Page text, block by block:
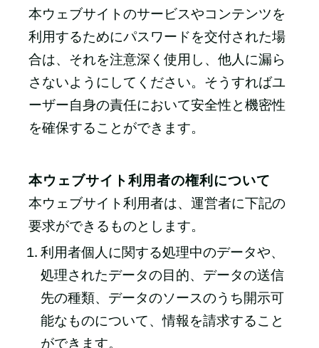
本ウェブサイトのサービスやコンテンツを
利用するためにパスワードを交付された場
合は、それを注意深く使用し、他人に漏ら
さないようにしてください。そうすればユ
ーザー自身の責任において安全性と機密性
を確保することができます。
本ウェブサイト利用者の権利について
本ウェブサイト利用者は、運営者に下記の
要求ができるものとします。
利用者個人に関する処理中のデータや、
処理されたデータの目的、データの送信
先の種類、データのソースのうち開示可
能なものについて、情報を請求すること
ができます。